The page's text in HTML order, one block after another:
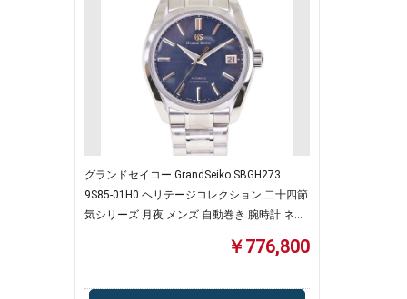
グランドセイコー GrandSeiko SBGH273
9S85-01H0 ヘリテージコレクション 二十四節
気シリーズ 月夜 メンズ 自動巻き 腕時計 ネイ
￥776,800